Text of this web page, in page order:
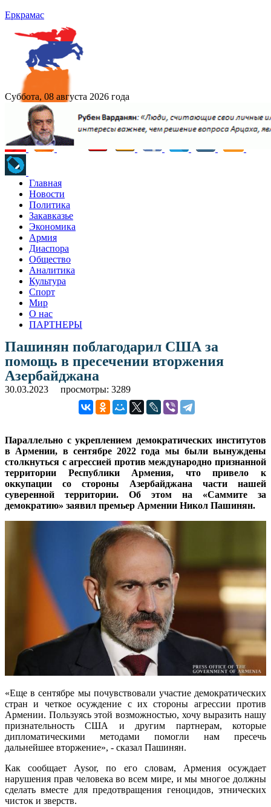
Еркрамас
Суббота, 08 августа 2026 года
Главная
Новости
Политика
Закавказье
Экономика
Армия
Диаспора
Общество
Аналитика
Культура
Спорт
Мир
О нас
ПАРТНЕРЫ
Пашинян поблагодарил США за
помощь в пресечении вторжения
Азербайджана
30.03.2023 просмотры: 3289
Параллельно с укреплением демократических институтов
в Армении, в сентябре 2022 года мы были вынуждены
столкнуться с агрессией против международно признанной
территории Республики Армения, что привело к
оккупации со стороны Азербайджана части нашей
суверенной территории. Об этом на «Саммите за
демократию» заявил премьер Армении Никол Пашинян.
«Еще в сентябре мы почувствовали участие демократических
стран и четкое осуждение с их стороны агрессии против
Армении. Пользуясь этой возможностью, хочу выразить нашу
признательность США и другим партнерам, которые
дипломатическими методами помогли нам пресечь
дальнейшее вторжение», - сказал Пашинян.
Как сообщает Aysor, по его словам, Армения осуждает
нарушения прав человека во всем мире, и мы многое должны
сделать вместе для предотвращения геноцидов, этнических
чисток и зверств.